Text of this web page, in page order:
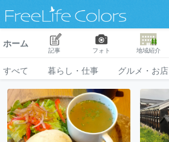
ホーム
記事 フォト 地域紹介
すべて 暮らし・仕事 グルメ・お店